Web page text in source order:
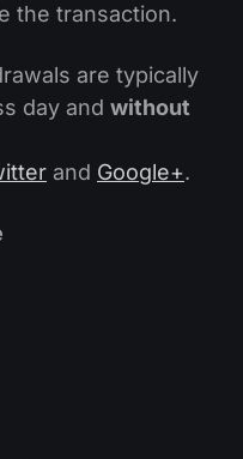
the transaction.
are typically
day and without
and Google+.